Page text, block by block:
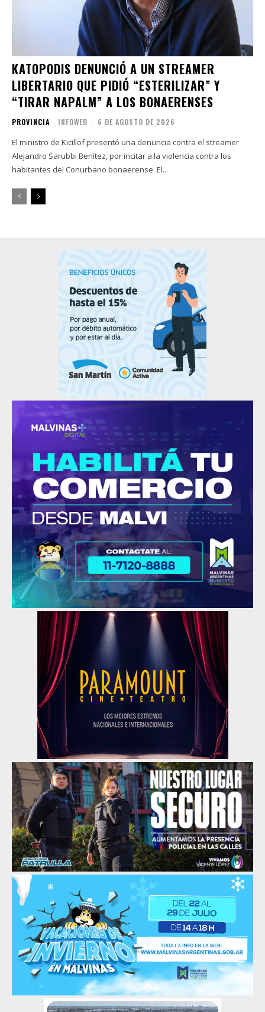
KATOPODIS DENUNCIÓ A UN STREAMER
LIBERTARIO QUE PIDIÓ “ESTERILIZAR” Y
“TIRAR NAPALM” A LOS BONAERENSES
PROVINCIA INFOWEB - 6 DE AGOSTO DE 2026
El ministro de Kicillof presentó una denuncia contra el streamer
Alejandro Sarubbi Benítez, por incitar a la violencia contra los
habitantes del Conurbano bonaerense. El...